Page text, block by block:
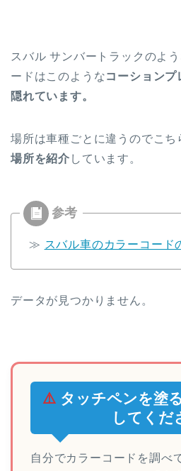
スバル サンバートラックのよ
ードはこのようなコーションプ
隠れています。
場所は車種ごとに違うのでこち
場所を紹介 しています。
≫ スバル車のカラーコード
データが見つかりません。
⚠️ タッチペンを塗
してくだ
自分でカラーコードを調べ